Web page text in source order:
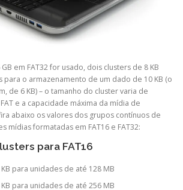
em FAT32 for usado, dois clusters de 8 KB
o armazenamento de um dado de 10 KB (o
de 6 KB) – o tamanho do cluster varia de
e a capacidade máxima da mídia de
abaixo os valores dos grupos contínuos de
mídias formatadas em FAT16 e FAT32:
para FAT16
para unidades de até 128 MB
para unidades de até 256 MB